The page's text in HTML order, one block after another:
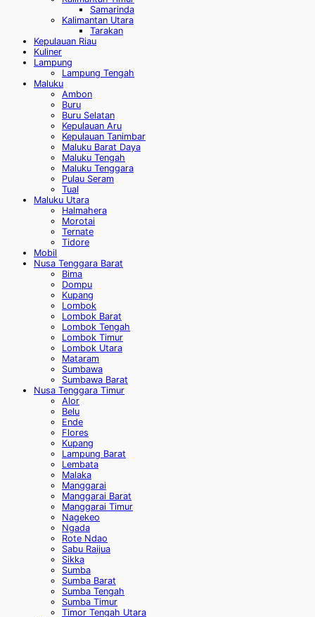
Samarinda
Kalimantan Utara
Tarakan
Kepulauan Riau
Kuliner
Lampung
Lampung Tengah
Maluku
Ambon
Buru
Buru Selatan
Kepulauan Aru
Kepulauan Tanimbar
Maluku Barat Daya
Maluku Tengah
Maluku Tenggara
Pulau Seram
Tual
Maluku Utara
Halmahera
Morotai
Ternate
Tidore
Mobil
Nusa Tenggara Barat
Bima
Dompu
Kupang
Lombok
Lombok Barat
Lombok Tengah
Lombok Timur
Lombok Utara
Mataram
Sumbawa
Sumbawa Barat
Nusa Tenggara Timur
Alor
Belu
Ende
Flores
Kupang
Lampung Barat
Lembata
Malaka
Manggarai
Manggarai Barat
Manggarai Timur
Nagekeo
Ngada
Rote Ndao
Sabu Raijua
Sikka
Sumba
Sumba Barat
Sumba Tengah
Sumba Timur
Timor Tengah Utara